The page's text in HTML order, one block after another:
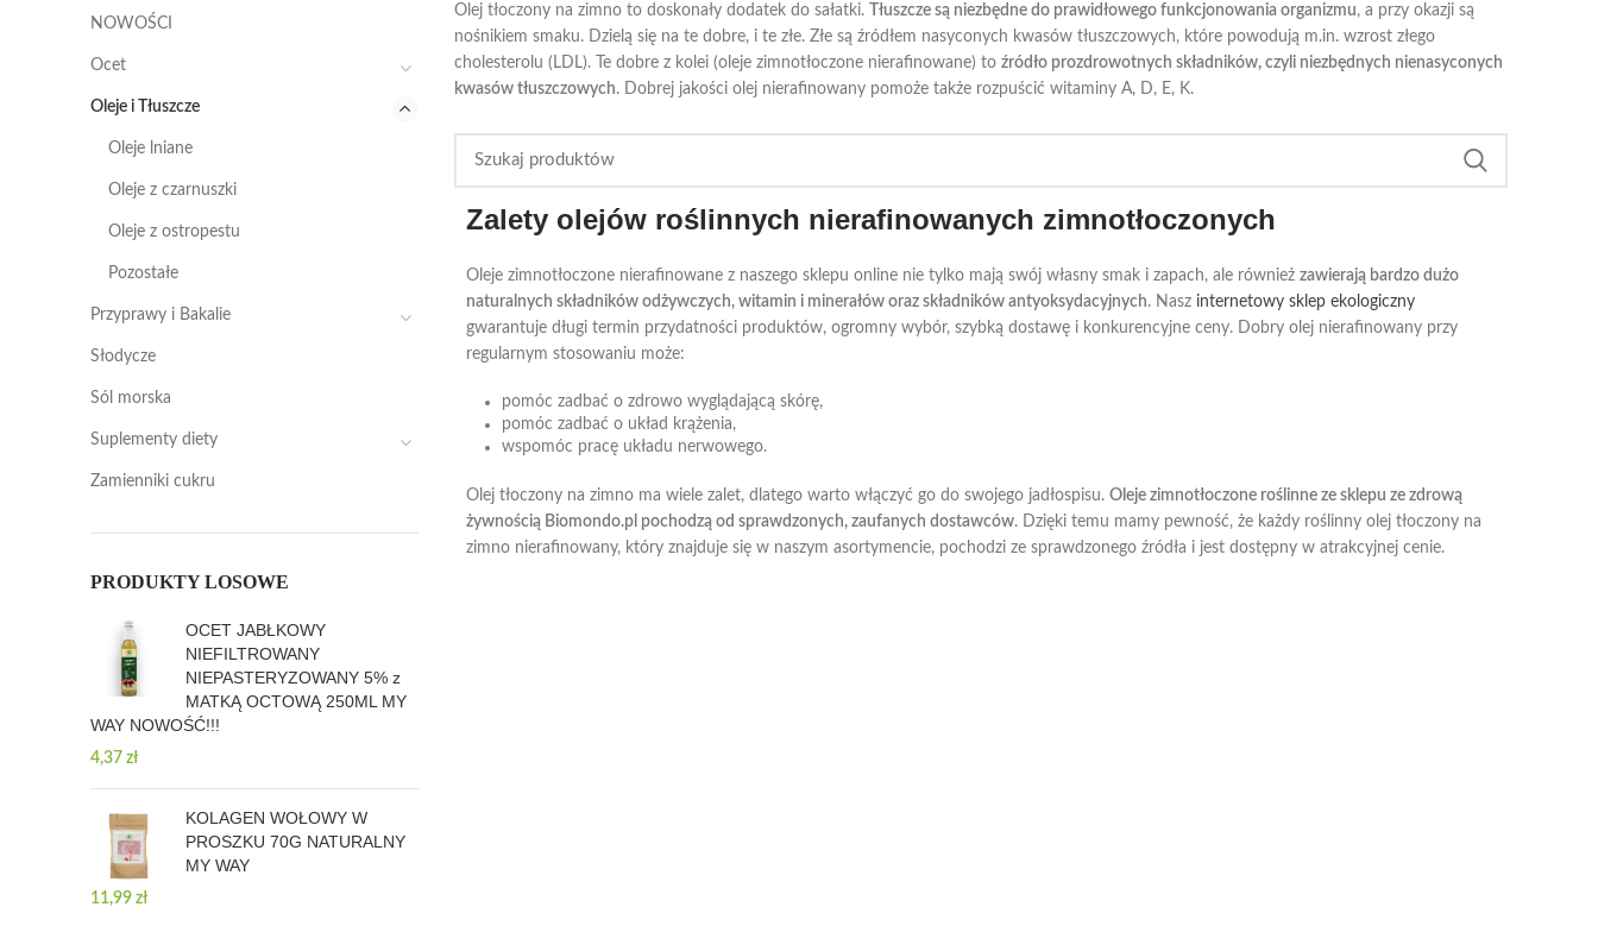
Olej tłoczony na zimno to doskonały dodatek do sałatki. Tłuszcze są niezbędne do prawidłowego funkcjonowania organizmu, a przy okazji są
nośnikiem smaku. Dzielą się na te dobre, i te złe. Złe są źródłem nasyconych kwasów tłuszczowych, które powodują m.in. wzrost złego
cholesterolu (LDL). Te dobre z kolei (oleje zimnotłoczone nierafinowane) to źródło prozdrowotnych składników, czyli niezbędnych nienasyconych
kwasów tłuszczowych. Dobrej jakości olej nierafinowany pomoże także rozpuścić witaminy A, D, E, K.
Zalety olejów roślinnych nierafinowanych zimnotłoczonych
Oleje zimnotłoczone nierafinowane z naszego sklepu online nie tylko mają swój własny smak i zapach, ale również zawierają bardzo dużo
naturalnych składników odżywczych, witamin i minerałów oraz składników antyoksydacyjnych. Naszinternetowy sklep ekologiczny
gwarantuje długi termin przydatności produktów, ogromny wybór, szybką dostawę i konkurencyjne ceny. Dobry olej nierafinowany przy
regularnym stosowaniu może:
pomóc zadbać o zdrowo wyglądającą skórę,
pomóc zadbać o układ krążenia,
wspomóc pracę układu nerwowego.
Olej tłoczony na zimno ma wiele zalet, dlatego warto włączyć go do swojego jadłospisu. Oleje zimnotłoczone roślinne ze sklepu ze zdrową
żywnością Biomondo.pl pochodzą od sprawdzonych, zaufanych dostawców. Dzięki temu mamy pewność, że każdy roślinny olej tłoczony na
zimno nierafinowany, który znajduje się w naszym asortymencie, pochodzi ze sprawdzonego źródła i jest dostępny w atrakcyjnej cenie.
NOWOŚCI
Ocet
Oleje i Tłuszcze
Oleje lniane
Oleje z czarnuszki
Oleje z ostropestu
Pozostałe
Przyprawy i Bakalie
Słodycze
Sól morska
Suplementy diety
Zamienniki cukru
PRODUKTY LOSOWE
OCET JABŁKOWY
NIEFILTROWANY
NIEPASTERYZOWANY 5% z
MATKĄ OCTOWĄ 250ML MY
WAY NOWOŚĆ!!!
4,37 zł
KOLAGEN WOŁOWY W
PROSZKU 70G NATURALNY
MY WAY
11,99 zł